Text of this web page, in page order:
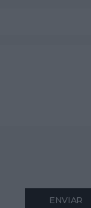
ENVIAR